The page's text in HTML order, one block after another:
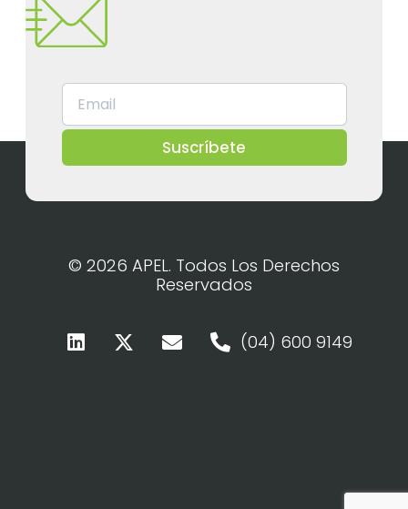
Suscríbete
© 2026 APEL. Todos Los Derechos
Reservados
(04) 600 9149